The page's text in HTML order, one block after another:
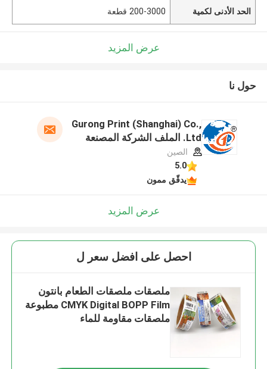
الحد الأدنى لكمية 200-3000 قطعة
عرض المزيد
حول نا
Gurong Print (Shanghai) Co.,
Ltd. الملف الشركة المصنعة
الصين
5.0
يدقّق ممون
عرض المزيد
احصل على افضل سعر ل
ملصقات ملصقات الطعام بانتون
CMYK Digital BOPP Film مطبوعة
ملصقات مقاومة للماء